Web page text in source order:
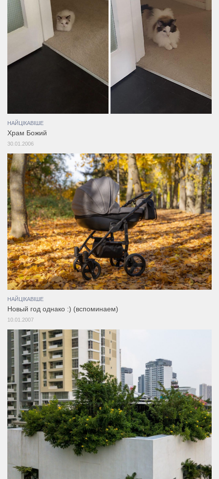
НАЙЦІКАВІШЕ
Храм Божий
30.01.2006
НАЙЦІКАВІШЕ
Новый год однако :) (вспоминаем)
10.01.2007